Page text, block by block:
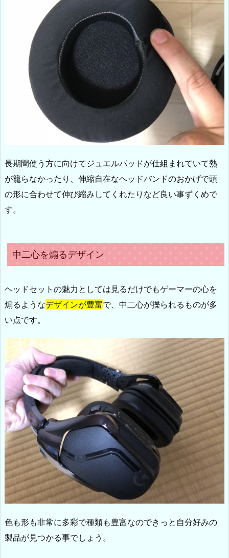
長期間使う方に向けてジュエルパッドが仕組まれていて熱
が籠らなかったり、伸縮自在なヘッドバンドのおかげで頭
の形に合わせて伸び縮みしてくれたりなど良い事ずくめで
す。
中二心を煽るデザイン
ヘッドセットの魅力としては見るだけでもゲーマーの心を
煽るようなデザインが豊富で、中二心が擽られるものが多
い点です。
色も形も非常に多彩で種類も豊富なのできっと自分好みの
製品が見つかる事でしょう。